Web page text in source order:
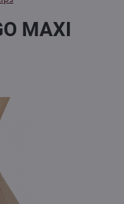
MAXI